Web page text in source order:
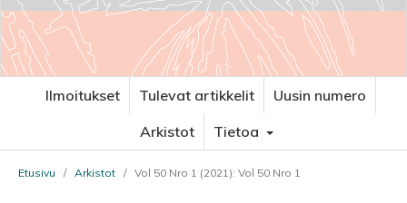
Ilmoitukset Tulevat artikkelit
Uusin numero
Arkistot
Tietoa
Etusivu / Arkistot / Vol 50 Nro 1 (2021): Vol 50 Nro 1